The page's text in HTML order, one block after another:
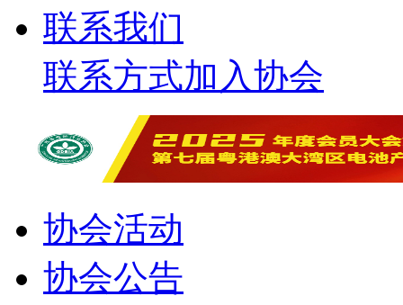
联系我们
联系方式加入协会
协会活动
协会公告